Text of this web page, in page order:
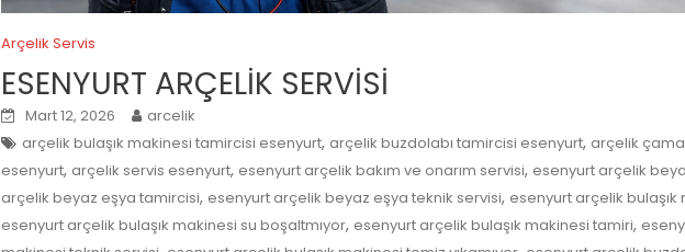
Arçelik Servis
ESENYURT ARÇELİK SERVİSİ
Mart 12, 2026
arcelik
arçelik bulaşık makinesi tamircisi esenyurt, arçelik buzdolabı tamircisi esenyurt, arçelik
esenyurt, arçelik servis esenyurt, esenyurt arçelik bakım ve onarım servisi, esenyurt arçelik
arçelik beyaz eşya tamircisi, esenyurt arçelik beyaz eşya teknik servisi, esenyurt arçelik bulaşık
esenyurt arçelik bulaşık makinesi su boşaltmıyor, esenyurt arçelik bulaşık makinesi tamiri,